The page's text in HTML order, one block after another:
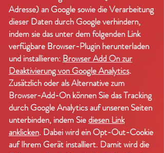
Adresse) an Google sowie die Verarbeitung
dieser Daten durch Google verhindern,
indem sie das unter dem folgenden Link
verfügbare Browser-Plugin herunterladen
und installieren: Browser Add On zur
Deaktivierung von Google Analytics.
Zusätzlich oder als Alternative zum
Browser-Add-On können Sie das Tracking
durch Google Analytics auf unseren Seiten
unterbinden, indem Siediesen Link
anklicken. Dabei wird ein Opt-Out-Cookie
auf Ihrem Gerät installiert. Damit wird die